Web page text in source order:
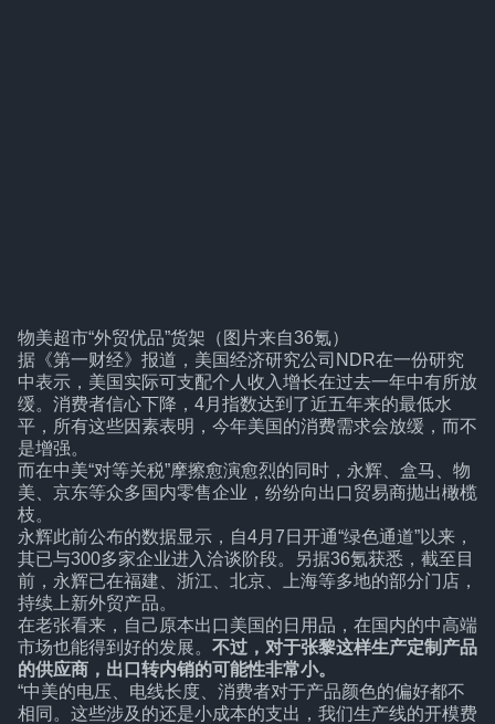
物美超市“外贸优品”货架（图片来自36氪）
据《第一财经》报道，美国经济研究公司NDR在一份研究
中表示，美国实际可支配个人收入增长在过去一年中有所放
缓。消费者信心下降，4月指数达到了近五年来的最低水
平，所有这些因素表明，今年美国的消费需求会放缓，而不
是增强。
而在中美“对等关税”摩擦愈演愈烈的同时，永辉、盒马、物
美、京东等众多国内零售企业，纷纷向出口贸易商抛出橄榄
枝。
永辉此前公布的数据显示，自4月7日开通“绿色通道”以来，
其已与300多家企业进入洽谈阶段。另据36氪获悉，截至目
前，永辉已在福建、浙江、北京、上海等多地的部分门店，
持续上新外贸产品。
在老张看来，自己原本出口美国的日用品，在国内的中高端
市场也能得到好的发展。 不过，对于张黎这样生产定制产品
的供应商，出口转内销的可能性非常小。
“中美的电压、电线长度、消费者对于产品颜色的偏好都不
相同。这些涉及的还是小成本的支出，我们生产线的开模费